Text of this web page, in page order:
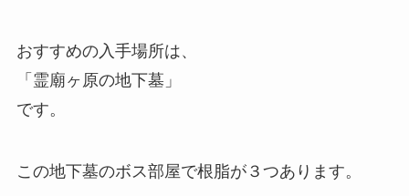
おすすめの入手場所は、
「霊廟ヶ原の地下墓」
です。
この地下墓のボス部屋で根脂が３つあります。